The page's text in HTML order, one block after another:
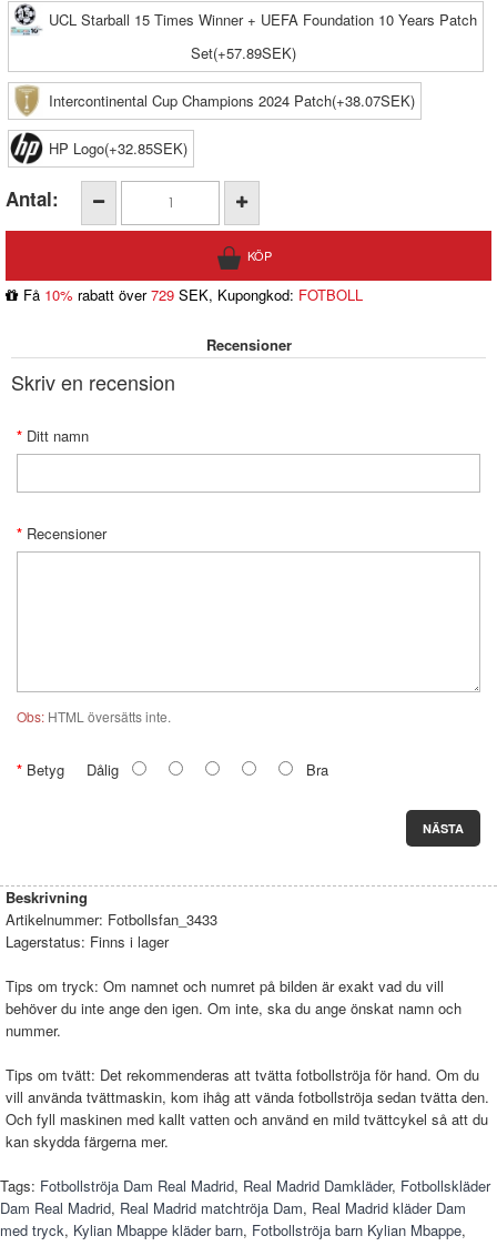
UCL Starball 15 Times Winner + UEFA Foundation 10 Years Patch
Set(+57.89SEK)
Intercontinental Cup Champions 2024 Patch(+38.07SEK)
HP Logo(+32.85SEK)
Antal:
Få 10% rabatt över729 SEK, Kupongkod: FOTBOLL
Recensioner
Skriv en recension
Ditt namn
Recensioner
Obs: HTML översätts inte.
Betyg Dålig Bra
NÄSTA
Beskrivning
Artikelnummer: Fotbollsfan_3433
Lagerstatus: Finns i lager
Tips om tryck: Om namnet och numret på bilden är exakt vad du vill
behöver du inte ange den igen. Om inte, ska du ange önskat namn och
nummer.
Tips om tvätt: Det rekommenderas att tvätta fotbollströja för hand. Om du
vill använda tvättmaskin, kom ihåg att vända fotbollströja sedan tvätta den.
Och fyll maskinen med kallt vatten och använd en mild tvättcykel så att du
kan skydda färgerna mer.
Tags: Fotbollströja Dam Real Madrid, Real Madrid Damkläder, Fotbollskläder
Dam Real Madrid, Real Madrid matchtröja Dam, Real Madrid kläder Dam
med tryck, Kylian Mbappe kläder barn, Fotbollströja barn Kylian Mbappe,